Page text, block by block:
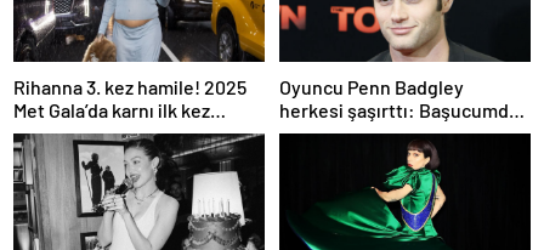
Rihanna 3. kez hamile! 2025
Met Gala’da karnı ilk kez
görüntülendi
Oyuncu Penn Badgley
herkesi şaşırttı: Başucumda
Kur’an-ı Kerim var